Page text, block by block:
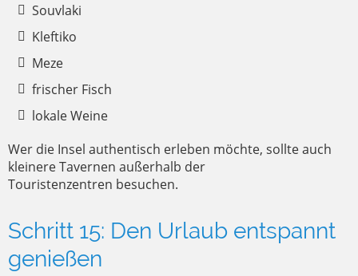
Souvlaki
Kleftiko
Meze
frischer Fisch
lokale Weine
Wer die Insel authentisch erleben möchte, sollte auch
kleinere Tavernen außerhalb der
Touristenzentren besuchen.
Schritt 15: Den Urlaub entspannt
genießen